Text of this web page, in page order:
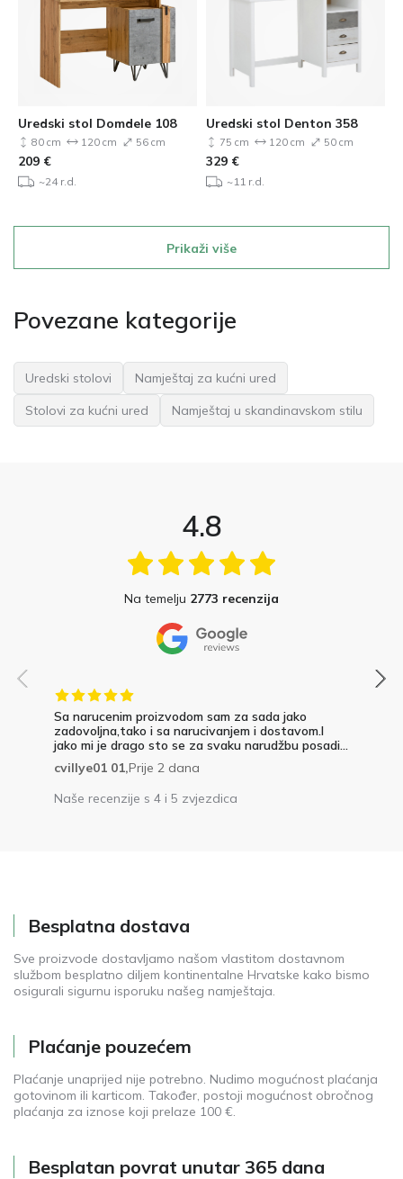
Uredski stol Domdele 108
80 cm 120 cm 56 cm
209 €
~24 r.d.
Uredski stol Denton 358
75 cm 120 cm 50 cm
329 €
~11 r.d.
Prikaži više
Povezane kategorije
Uredski stolovi
Namještaj za kućni ured
Stolovi za kućni ured
Namještaj u skandinavskom stilu
4.8
Na temelju 2773 recenzija
Sa narucenim proizvodom sam za sada jako
zadovoljna,tako i sa narucivanjem i dostavom.I
jako mi je drago sto se za svaku narudžbu posadi...
cvillye01 01,Prije 2 dana
Naše recenzije s 4 i 5 zvjezdica
Besplatna dostava
Sve proizvode dostavljamo našom vlastitom dostavnom
službom besplatno diljem kontinentalne Hrvatske kako bismo
osigurali sigurnu isporuku našeg namještaja.
Plaćanje pouzećem
Plaćanje unaprijed nije potrebno. Nudimo mogućnost plaćanja
gotovinom ili karticom. Također, postoji mogućnost obročnog
plaćanja za iznose koji prelaze 100 €.
Besplatan povrat unutar 365 dana